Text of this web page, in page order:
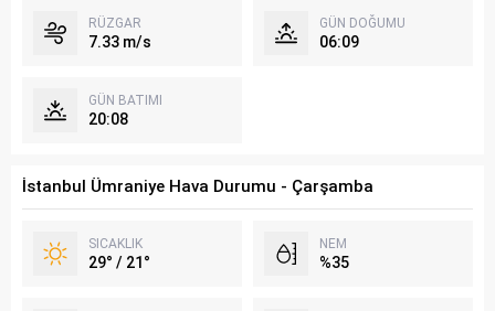
RÜZGAR
7.33 m/s
GÜN DOĞUMU
06:09
GÜN BATIMI
20:08
İstanbul Ümraniye Hava Durumu - Çarşamba
SICAKLIK
29° / 21°
NEM
%35